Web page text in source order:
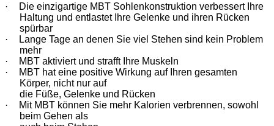
·
Die einzigartige MBT Sohlenkonstruktion verbessert Ihre
Haltung und entlastet Ihre Gelenke und ihren Rücken
spürbar
·
Lange Tage an denen Sie viel Stehen sind kein Problem
mehr
·
MBT aktiviert und strafft Ihre Muskeln
·
MBT hat eine positive Wirkung auf Ihren gesamten
Körper, nicht nur auf
die Füße, Gelenke und Rücken
·
Mit MBT können Sie mehr Kalorien verbrennen, sowohl
beim Gehen als